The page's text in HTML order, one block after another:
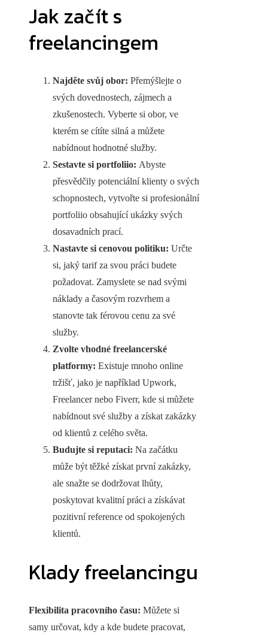
Jak začít s
freelancingem
Najděte svůj obor: Přemýšlejte o
svých dovednostech, zájmech a
zkušenostech. Vyberte si obor, ve
kterém se cítíte silná a můžete
nabídnout hodnotné služby.
Sestavte si portfoliio: Abyste
přesvědčily potenciální klienty o svých
schopnostech, vytvořte si profesionální
portfoliio obsahující ukázky svých
dosavadních prací.
Nastavte si cenovou politiku: Určte
si, jaký tarif za svou práci budete
požadovat. Zamyslete se nad svými
náklady a časovým rozvrhem a
stanovte tak férovou cenu za své
služby.
Zvolte vhodné freelancerské
platformy: Existuje mnoho online
tržišť, jako je například Upwork,
Freelancer nebo Fiverr, kde si můžete
nabídnout své služby a získat zakázky
od klientů z celého světa.
Budujte si reputaci: Na začátku
může být těžké získat první zakázky,
ale snažte se dodržovat lhůty,
poskytovat kvalitní práci a získávat
pozitivní reference od spokojených
klientů.
Klady freelancingu
Flexibilita pracovního času: Můžete si
samy určovat, kdy a kde budete pracovat,